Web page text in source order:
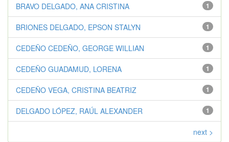
1
BRAVO DELGADO, ANA CRISTINA
1
BRIONES DELGADO, EPSON STALYN
1
CEDEÑO CEDEÑO, GEORGE WILLIAN
1
CEDEÑO GUADAMUD, LORENA
1
CEDEÑO VEGA, CRISTINA BEATRIZ
1
DELGADO LÓPEZ, RAÚL ALEXANDER
next >